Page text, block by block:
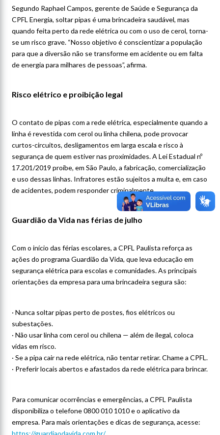
Segundo Raphael Campos, gerente de Saúde e Segurança da
CPFL Energia, soltar pipas é uma brincadeira saudável, mas
quando feita perto da rede elétrica ou com o uso de cerol, torna-
se um risco grave. “Nosso objetivo é conscientizar a população
para que a diversão não se transforme em acidente ou em falta
de energia para milhares de pessoas”, afirma.
Risco elétrico e proibição legal
O contato de pipas com a rede elétrica, especialmente quando a
linha é revestida com cerol ou linha chilena, pode provocar
curtos-circuitos, desligamentos em larga escala e risco à
segurança de quem estiver nas proximidades. A Lei Estadual nº
17.201/2019 proíbe, em São Paulo, a fabricação, comercialização
e uso dessas linhas. Infratores estão sujeitos a multa e, em caso
de acidentes, podem responder criminalmente.
Guardião da Vida nas férias de julho
Com o início das férias escolares, a CPFL Paulista reforça as
ações do programa Guardião da Vida, que leva educação em
segurança elétrica para escolas e comunidades. As principais
orientações da empresa para uma brincadeira segura são:
· Nunca soltar pipas perto de postes, fios elétricos ou
subestações.
· Não usar linha com cerol ou chilena — além de ilegal, coloca
vidas em risco.
· Se a pipa cair na rede elétrica, não tentar retirar. Chame a CPFL.
· Preferir locais abertos e afastados da rede elétrica para brincar.
Para comunicar ocorrências e emergências, a CPFL Paulista
disponibiliza o telefone 0800 010 1010 e o aplicativo da
empresa. Para mais orientações e dicas de segurança, acesse:
https://guardiaodavida.com.br/.